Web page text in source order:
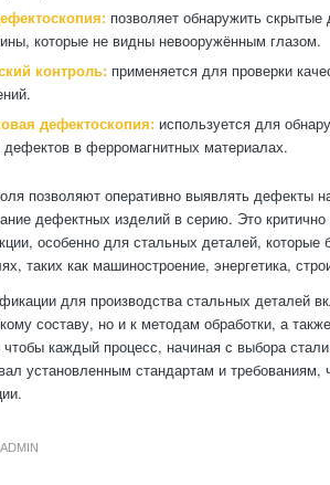
позволяет обнаружить
которые не видны невооружённым глазом.
контроль: применяется для проверки
дефектоскопия: используется для
дефектов в ферромагнитных материалах.
позволяют оперативно выявлять дефекты
дефектных изделий в серию. Это критично
особенно для стальных деталей, которые
таких как машиностроение, энергетика,
для производства стальных деталей
составу, но и к методам обработки, а
каждый процесс, начиная с выбора стали
установленным стандартам и требованиям,
ADMIN